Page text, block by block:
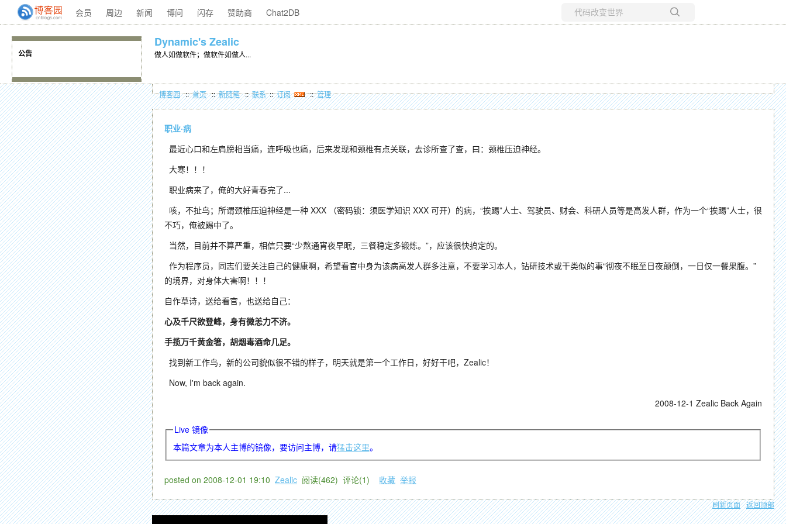
会员 周边 新闻 博问 闪存 赞助商 Chat2DB
Dynamic's Zealic
做人如做软件；做软件如做人...
博客园::首页::新随笔::联系::订阅 ::管理
公告
职业·病
最近心口和左肩膀相当痛，连呼吸也痛，后来发现和颈椎有点关联，去诊所查了查，曰：颈椎压迫神经。
大寒！！！
职业病来了，俺的大好青春完了...
咳，不扯鸟；所谓颈椎压迫神经是一种 XXX （密码锁：须医学知识 XXX 可开）的病，“挨踢”人士、驾驶员、财会、科研人员等是高发人群，作为一个“挨踢”人士，很
不巧，俺被踢中了。
当然，目前并不算严重，相信只要“少熬通宵夜早眠，三餐稳定多锻炼。”，应该很快搞定的。
作为程序员，同志们要关注自己的健康啊，希望看官中身为该病高发人群多注意，不要学习本人，钻研技术或干类似的事“彻夜不眠至日夜颠倒，一日仅一餐果腹。”
的境界，对身体大害啊！！！
自作草诗，送给看官，也送给自己：
心及千尺欲登峰，身有微恙力不济。
手揽万千黄金箸，胡烟毒酒命几足。
找到新工作鸟，新的公司貌似很不错的样子，明天就是第一个工作日，好好干吧，Zealic！
Now, I'm back again.
2008-12-1 Zealic Back Again
Live 镜像
本篇文章为本人主博的镜像，要访问主博，请猛击这里。
posted on 2008-12-01 19:10 Zealic 阅读(462) 评论(1) 收藏 举报
刷新页面 返回顶部